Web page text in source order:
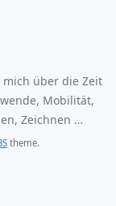
über die Zeit
Mobilität,
Zeichnen …
theme.